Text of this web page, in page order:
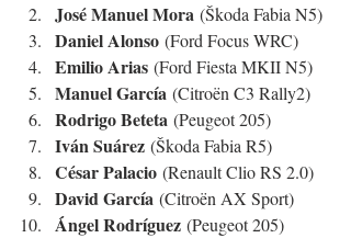
José Manuel Mora (Škoda Fabia N5)
Daniel Alonso (Ford Focus WRC)
Emilio Arias (Ford Fiesta MKII N5)
Manuel García (Citroën C3 Rally2)
Rodrigo Beteta (Peugeot 205)
Iván Suárez (Škoda Fabia R5)
César Palacio (Renault Clio RS 2.0)
David García (Citroën AX Sport)
Ángel Rodríguez (Peugeot 205)